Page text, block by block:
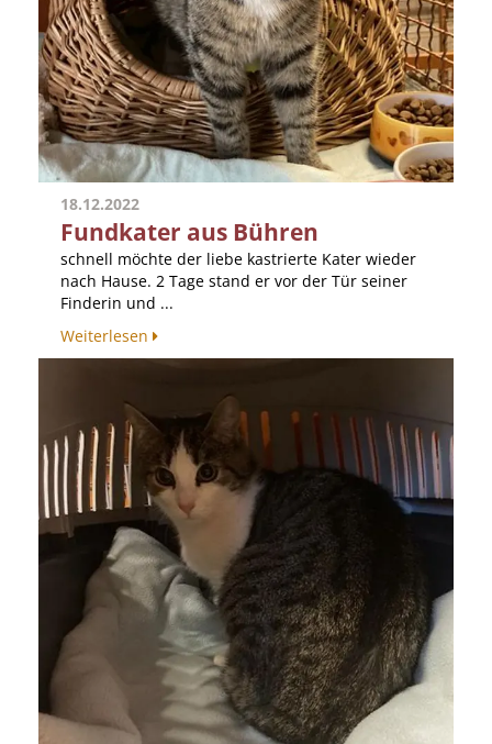
18.12.2022
Fundkater aus Bühren
schnell möchte der liebe kastrierte Kater wieder
nach Hause. 2 Tage stand er vor der Tür seiner
Finderin und ...
Weiterlesen